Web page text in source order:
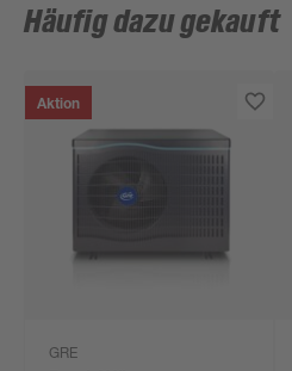
Häufig dazu gekauft
Aktion
GRE